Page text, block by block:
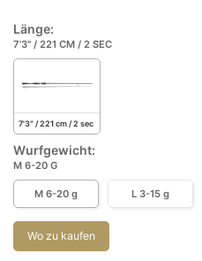
Länge:
7'3" / 221 CM / 2 SEC
7'3" / 221 cm / 2 sec
Wurfgewicht:
M 6-20 G
M 6-20 g L 3-15 g
Wo zu kaufen